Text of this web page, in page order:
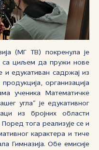
(МГ ТВ) покренула је
са циљем да пружи нове
и едукативан садржај из
организација
ученика Математичке
угла“ је едукативног
из бројних области
тога реализује се и
карактера и тиче
Гимназија. Обе емисије